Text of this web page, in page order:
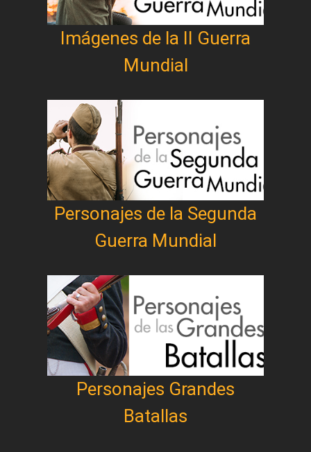
Imágenes de la II Guerra
Mundial
Personajes de la Segunda
Guerra Mundial
Personajes Grandes
Batallas